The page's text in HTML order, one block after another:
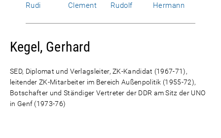
Rudi
Clement
Rudolf
Hermann
Kegel, Gerhard
SED, Diplomat und Verlagsleiter, ZK-Kandidat (1967-71),
leitender ZK-Mitarbeiter im Bereich Außenpolitik (1955-72),
Botschafter und Ständiger Vertreter der DDR am Sitz der UNO
in Genf (1973-76)